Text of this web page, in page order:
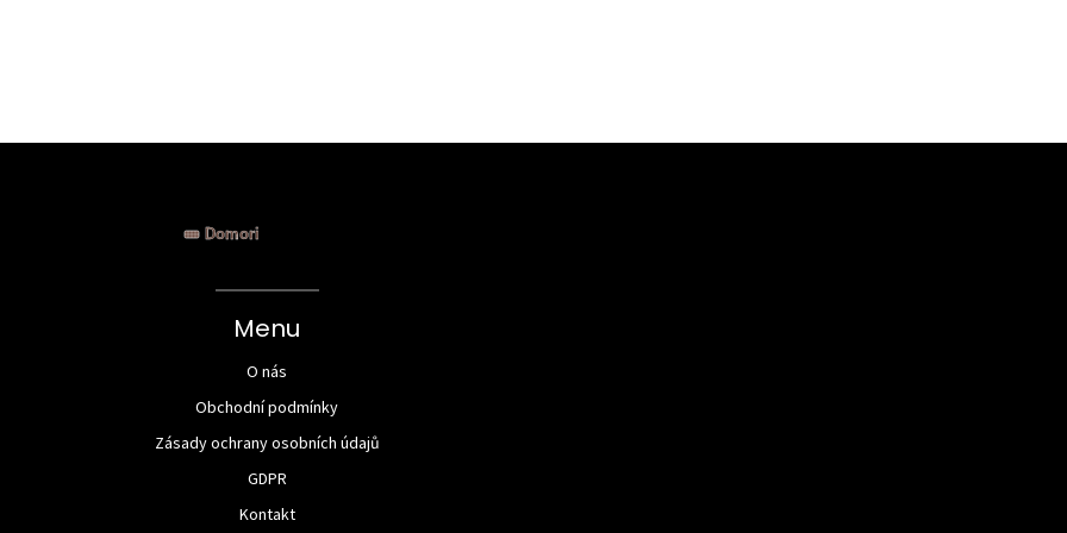
Menu
O nás
Obchodní podmínky
Zásady ochrany osobních údajů
GDPR
Kontakt